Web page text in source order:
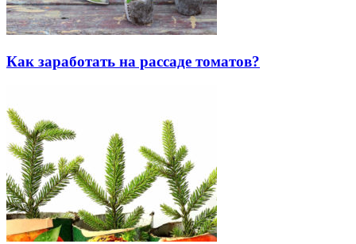
Как заработать на рассаде томатов?